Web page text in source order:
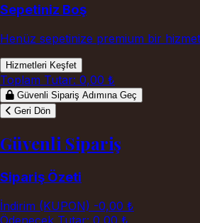
Sepetiniz Boş
Henüz sepetinize premium bir
Hizmetleri Keşfet
Toplam Tutar: 0,00 ₺
Güvenli Sipariş Adımına Geç
Geri Dön
Güvenli Sipariş
Sipariş Özeti
İndirim (KUPON) -0,00 ₺